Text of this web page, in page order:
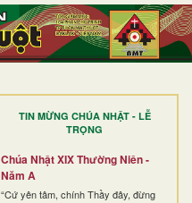
TIN MỪNG CHÚA NHẬT - LỄ
TRỌNG
Chúa Nhật XIX Thường Niên -
Năm A
“Cứ yên tâm, chính Thầy đây, đừng